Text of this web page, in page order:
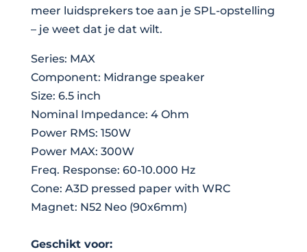
meer luidsprekers toe aan je SPL-opstelling
– je weet dat je dat wilt.
Series: MAX
Component: Midrange speaker
Size: 6.5 inch
Nominal Impedance: 4 Ohm
Power RMS: 150W
Power MAX: 300W
Freq. Response: 60-10.000 Hz
Cone: A3D pressed paper with WRC
Magnet: N52 Neo (90x6mm)
Geschikt voor: